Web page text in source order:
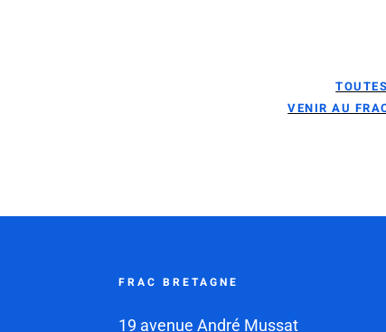
VENIR AU
FRAC BRETAGNE
19 avenue André Mussat